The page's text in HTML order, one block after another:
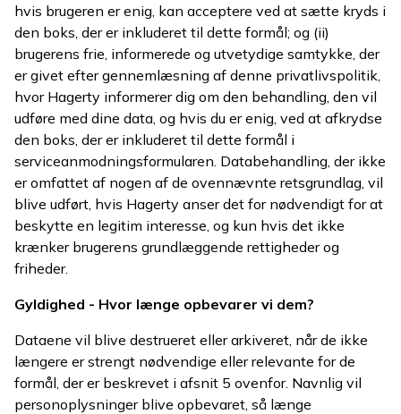
hvis brugeren er enig, kan acceptere ved at sætte kryds i
den boks, der er inkluderet til dette formål; og (ii)
brugerens frie, informerede og utvetydige samtykke, der
er givet efter gennemlæsning af denne privatlivspolitik,
hvor Hagerty informerer dig om den behandling, den vil
udføre med dine data, og hvis du er enig, ved at afkrydse
den boks, der er inkluderet til dette formål i
serviceanmodningsformularen. Databehandling, der ikke
er omfattet af nogen af de ovennævnte retsgrundlag, vil
blive udført, hvis Hagerty anser det for nødvendigt for at
beskytte en legitim interesse, og kun hvis det ikke
krænker brugerens grundlæggende rettigheder og
friheder.
Gyldighed - Hvor længe opbevarer vi dem?
Dataene vil blive destrueret eller arkiveret, når de ikke
længere er strengt nødvendige eller relevante for de
formål, der er beskrevet i afsnit 5 ovenfor. Navnlig vil
personoplysninger blive opbevaret, så længe